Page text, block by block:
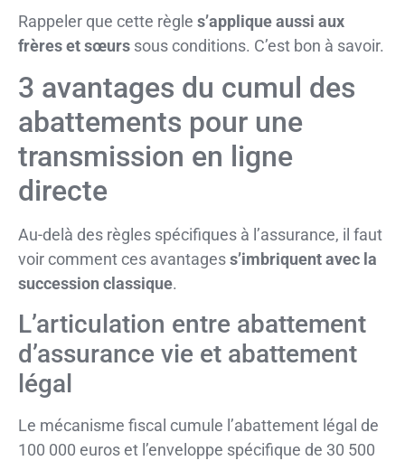
Rappeler que cette règle s’applique aussi aux
frères et sœurs sous conditions. C’est bon à savoir.
3 avantages du cumul des
abattements pour une
transmission en ligne
directe
Au-delà des règles spécifiques à l’assurance, il faut
voir comment ces avantagess’imbriquent avec la
succession classique.
L’articulation entre abattement
d’assurance vie et abattement
légal
Le mécanisme fiscal cumule l’abattement légal de
100 000 euros et l’enveloppe spécifique de 30 500